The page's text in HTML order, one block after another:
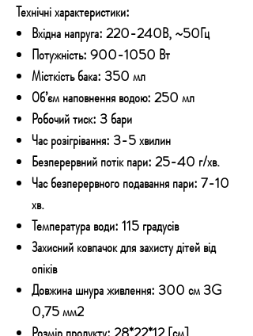
Технічні характеристики:
Вхідна напруга: 220-240В, ~50Гц
Потужність: 900-1050 Вт
Місткість бака: 350 мл
Об’єм наповнення водою: 250 мл
Робочий тиск: 3 бари
Час розігрівання: 3-5 хвилин
Безперервний потік пари: 25-40 г/хв.
Час безперервного подавання пари: 7-10
хв.
Температура води: 115 градусів
Захисний ковпачок для захисту дітей від
опіків
Довжина шнура живлення: 300 см 3G
0,75 мм2